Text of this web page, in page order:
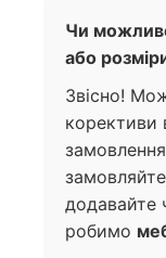
Чи
або
Звісно!
корективи
додавайте
робимо